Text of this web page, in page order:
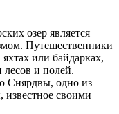
озер является
Путешественники
или байдарках,
и полей.
Снярдвы, одно из
своими